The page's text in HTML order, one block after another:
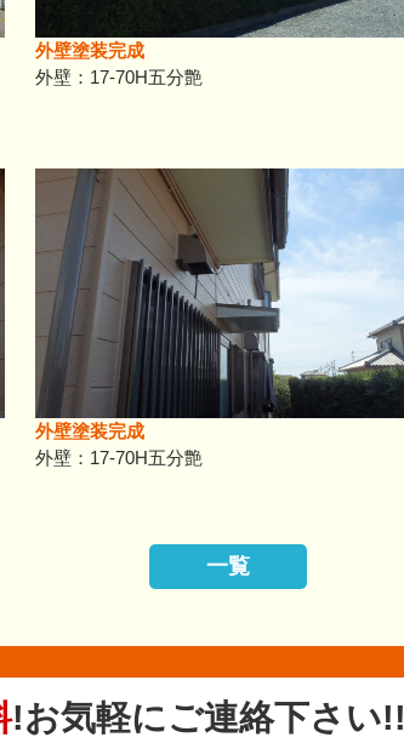
外壁塗装完成
外壁：17-70H五分艶
外壁塗装完成
外壁：17-70H五分艶
一覧
!お気軽にご連絡下さい!!